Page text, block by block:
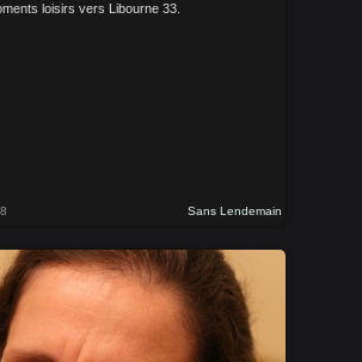
loisirs vers Libourne 33.
Sans Lendemain